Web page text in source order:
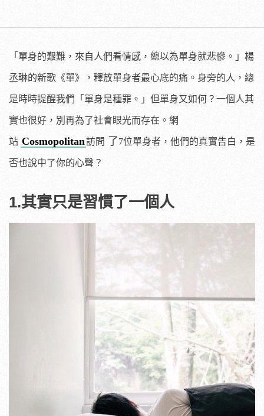
「單身的艱難，來自人們看情感，總以為單身就悲慘。」楊
丞琳的新歌《單》，釋放單身者最心底的痛。身旁的人，總
是時時提醒我們「單身是種罪。」但單身又如何？ 一個人其
實也很好 ，別再為了社會眼光而存在。 網
站 Cosmopolitan訪問 了7位單身者，他們的真實告白，是
否也說中了你的心聲？
1.其實只是習慣了一個人